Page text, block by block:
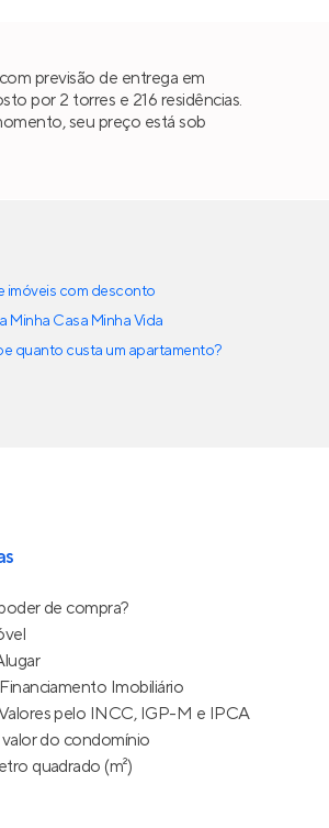
com previsão de entrega em
por 2 torres e 216 residências.
seu preço está sob
imóveis com desconto
Minha Casa Minha Vida
quanto custa um apartamento?
de compra?
Imobiliário
pelo INCC, IGP-M e IPCA
do condomínio
quadrado (m²)